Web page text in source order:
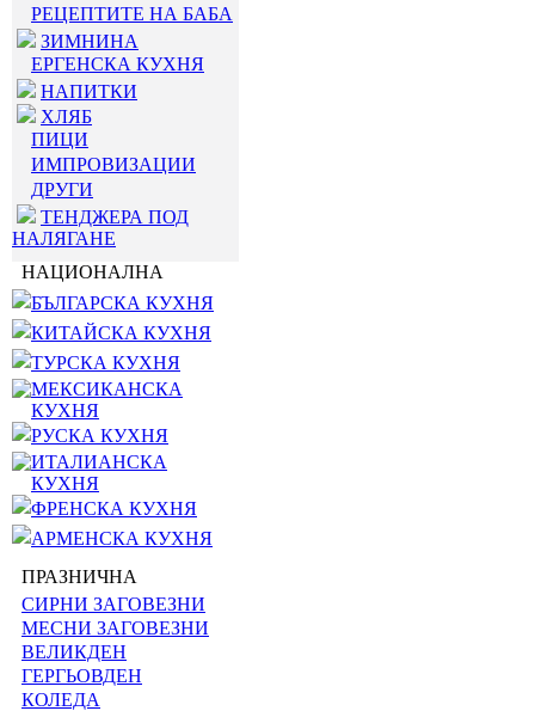
РЕЦЕПТИТЕ НА БАБА
ЗИМНИНА
ЕРГЕНСКА КУХНЯ
НАПИТКИ
ХЛЯБ
ПИЦИ
ИМПРОВИЗАЦИИ
ДРУГИ
ТЕНДЖЕРА ПОД
НАЛЯГАНЕ
НАЦИОНАЛНА
БЪЛГАРСКА КУХНЯ
КИТАЙСКА КУХНЯ
ТУРСКА КУХНЯ
МЕКСИКАНСКА
КУХНЯ
РУСКА КУХНЯ
ИТАЛИАНСКА
КУХНЯ
ФРЕНСКА КУХНЯ
АРМЕНСКА КУХНЯ
ПРАЗНИЧНА
СИРНИ ЗАГОВЕЗНИ
МЕСНИ ЗАГОВЕЗНИ
ВЕЛИКДЕН
ГЕРГЬОВДЕН
КОЛЕДА